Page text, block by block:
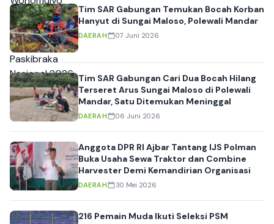
Tim SAR Gabungan Temukan Bocah Korban
Hanyut di Sungai Maloso, Polewali Mandar
DAERAH 07 Juni 2026
Tim SAR Gabungan Cari Dua Bocah Hilang
Terseret Arus Sungai Maloso di Polewali
Mandar, Satu Ditemukan Meninggal
DAERAH 06 Juni 2026
Anggota DPR RI Ajbar Tantang IJS Polman
Buka Usaha Sewa Traktor dan Combine
Harvester Demi Kemandirian Organisasi
DAERAH 30 Mei 2026
216 Pemain Muda Ikuti Seleksi PSM